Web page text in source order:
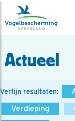
Actueel
Verfijn resultaten:
Verdieping